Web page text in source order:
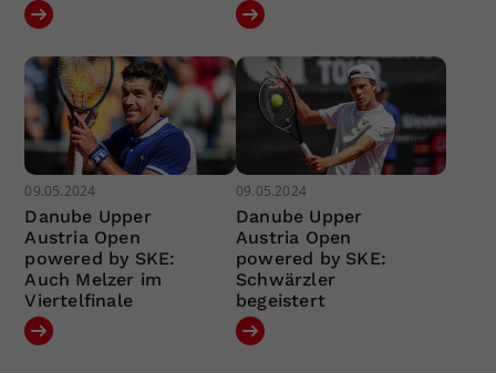
09.05.2024
Danube Upper
Austria Open
powered by SKE:
Auch Melzer im
Viertelfinale
09.05.2024
Danube Upper
Austria Open
powered by SKE:
Schwärzler
begeistert